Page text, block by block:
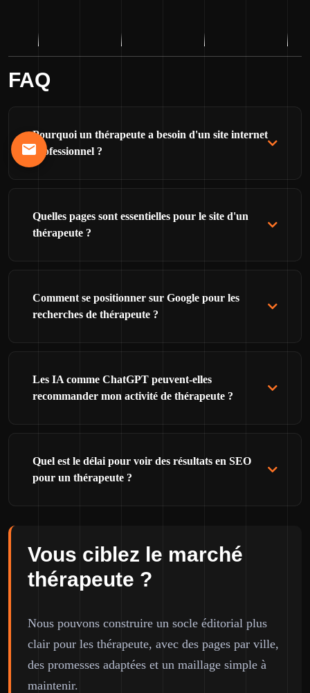
FAQ
Pourquoi un thérapeute a besoin d'un site internet
professionnel ?
Quelles pages sont essentielles pour le site d'un
thérapeute ?
Comment se positionner sur Google pour les
recherches de thérapeute ?
Les IA comme ChatGPT peuvent-elles
recommander mon activité de thérapeute ?
Quel est le délai pour voir des résultats en SEO
pour un thérapeute ?
Vous ciblez le marché
thérapeute ?
Nous pouvons construire un socle éditorial plus
clair pour les thérapeute, avec des pages par ville,
des promesses adaptées et un maillage simple à
maintenir.